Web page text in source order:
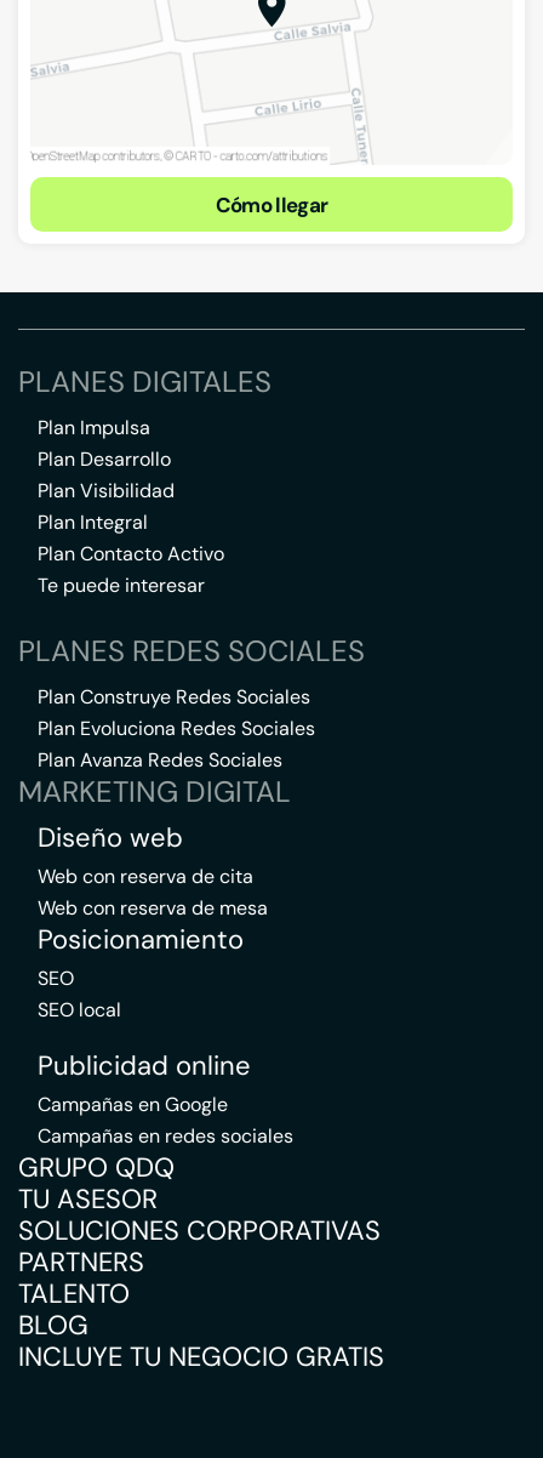
Cómo llegar
PLANES DIGITALES
Plan Impulsa
Plan Desarrollo
Plan Visibilidad
Plan Integral
Plan Contacto Activo
Te puede interesar
PLANES REDES SOCIALES
Plan Construye Redes Sociales
Plan Evoluciona Redes Sociales
Plan Avanza Redes Sociales
MARKETING DIGITAL
Diseño web
Web con reserva de cita
Web con reserva de mesa
Posicionamiento
SEO
SEO local
Publicidad online
Campañas en Google
Campañas en redes sociales
GRUPO QDQ
TU ASESOR
SOLUCIONES CORPORATIVAS
PARTNERS
TALENTO
BLOG
INCLUYE TU NEGOCIO GRATIS